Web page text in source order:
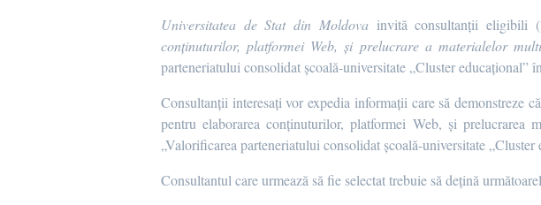
Universitatea de Stat din Moldovainvită consultanții eligibili
conținuturilor, platformei Web, și prelucrare a materialelor
parteneriatului consolidat școală-universitate „Cluster educațional”
Consultanții interesați vor expedia informații care să demonstreze
pentru elaborarea conținuturilor, platformei Web, și prelucrarea
„Valorificarea parteneriatului consolidat școală-universitate
Consultantul care urmează să fie selectat trebuie să dețină